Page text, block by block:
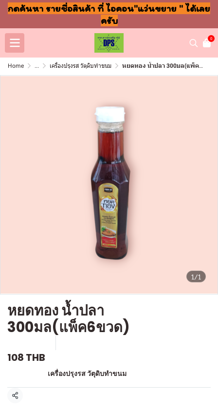
กดค้นหา รายชื่อสินค้า ที่ ไอคอน"แว่นขยาย " ได้เลย
ครับ
0
Home ... เครื่องปรุงรส วัตุดิบทำขนม หยดทอง น้ำปลา 300มล(แพ็ค6ขวด)
1/1
หยดทอง น้ำปลา
300มล(แพ็ค6ขวด)
108 THB
เครื่องปรุงรส วัตุดิบทำขนม
แชร์